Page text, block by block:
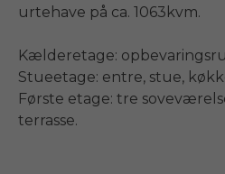
urtehave på ca. 1063kvm.
Kælderetage:
Stueetage: entre, stue,
Første etage: tre